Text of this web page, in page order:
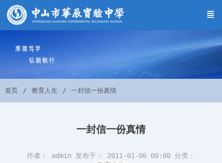
首页 教育人生 一封信一份真情
一封信一份真情
作者： admin 发布于： 2011-01-06 00:00 分类：